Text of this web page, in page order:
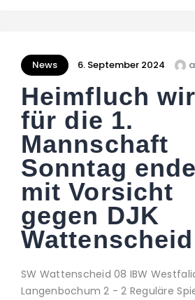
News 6. September 2024
Heimfluch
für die 1.
Mannschaft
Sonntag
mit Vorsicht
gegen DJK
SW Wattenscheid 08 IBW
Langenbochum 2 - 2 Reguläre